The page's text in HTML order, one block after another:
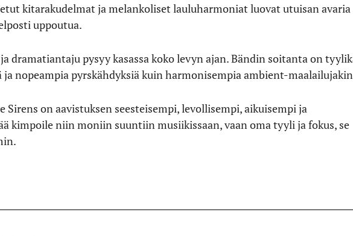
kitarakudelmat ja melankoliset lauluharmoniat luovat utuisan avaria
uppoutua.
dramatiantaju pysyy kasassa koko levyn ajan. Bändin soitanta on
nopeampia pyrskähdyksiä kuin harmonisempia ambient-
on aavistuksen seesteisempi, levollisempi, aikuisempi ja
kimpoile niin moniin suuntiin musiikissaan, vaan oma tyyli ja fokus, se